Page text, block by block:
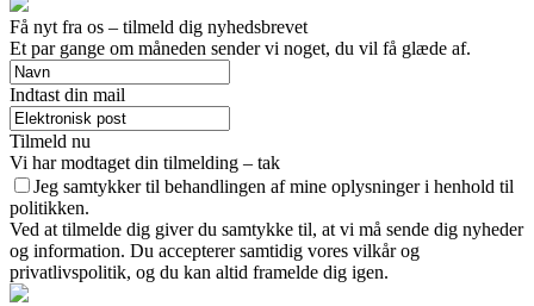
Få nyt fra os – tilmeld dig nyhedsbrevet
Et par gange om måneden sender vi noget, du vil få glæde af.
Indtast din mail
Tilmeld nu
Vi har modtaget din tilmelding – tak
Jeg samtykker til behandlingen af mine oplysninger i henhold til
politikken.
Ved at tilmelde dig giver du samtykke til, at vi må sende dig nyheder
og information. Du accepterer samtidig vores vilkår og
privatlivspolitik, og du kan altid framelde dig igen.